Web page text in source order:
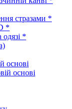
стразами *
*
*
основі
основі